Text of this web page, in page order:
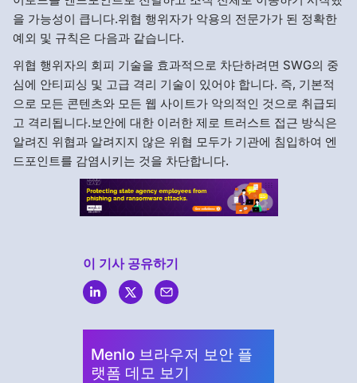
을 가능성이 큽니다.위협 행위자가 악용의 전문가가 된 정확한
예외 및 규칙은 다음과 같습니다.
위협 행위자의 회피 기술을 효과적으로 차단하려면 SWG의 중
심에 안티피싱 및 고급 격리 기술이 있어야 합니다. 즉, 기본적
으로 모든 콘텐츠와 모든 웹 사이트가 악의적인 것으로 취급되
고 격리됩니다.보안에 대한 이러한 제로 트러스트 접근 방식은
알려진 위협과 알려지지 않은 위협 모두가 기관에 침입하여 엔
드포인트를 감염시키는 것을 차단합니다.
이 기사 공유하기
Menlo 브라우저 보안 플
랫폼 데모 보기